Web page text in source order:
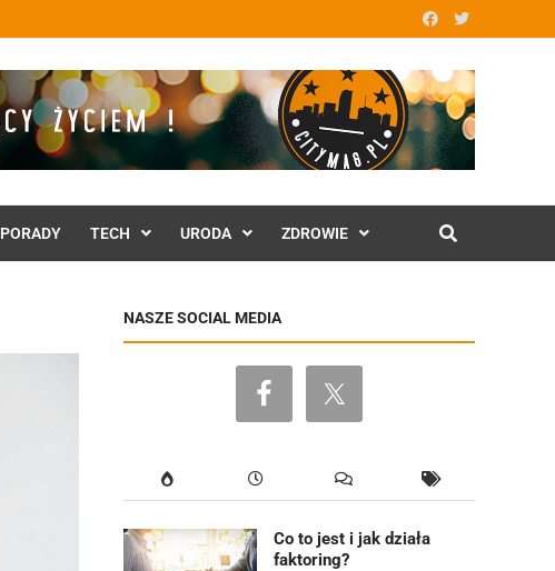
PORADY TECH URODA ZDROWIE
NASZE SOCIAL MEDIA
Co to jest i jak działa
faktoring?